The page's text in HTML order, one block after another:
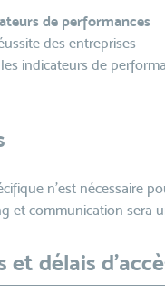
de performances
des entreprises
indicateurs de
n'est nécessaire
et communication sera
et délais